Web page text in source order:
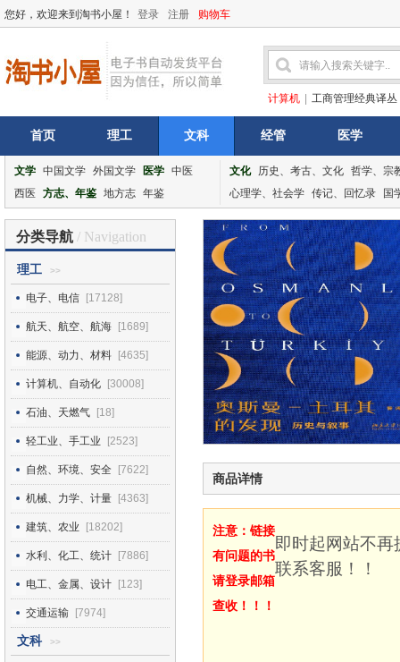
您好，欢迎来到淘书小屋！ 登录 注册 购物车
计算机 工商管理经典译丛
首页 理工 文科 经管 医学
文学 中国文学 外国文学 医学 中医
西医
方志、年鉴 地方志 年鉴
文化 历史、考古、文化 哲学、宗
心理学、社会学 传记、回忆录 国
分类导航 / Navigation
理工 >>
电子、电信 [17128]
航天、航空、航海 [1689]
能源、动力、材料 [4635]
计算机、自动化 [30008]
石油、天燃气 [18]
轻工业、手工业 [2523]
自然、环境、安全 [7622]
机械、力学、计量 [4363]
建筑、农业 [18202]
水利、化工、统计 [7886]
电工、金属、设计 [123]
交通运输 [7974]
文科 >>
商品详情
注意：链接
有问题的书
请登录邮箱
查收！！！
即时起网站不
联系客服！！